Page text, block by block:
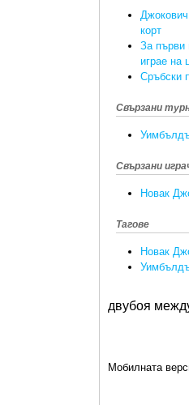
корт
За първи
играе на
Сръбски
Свързани
Свързани
Новак
Тагове
Новак
двубоя
Мобилната